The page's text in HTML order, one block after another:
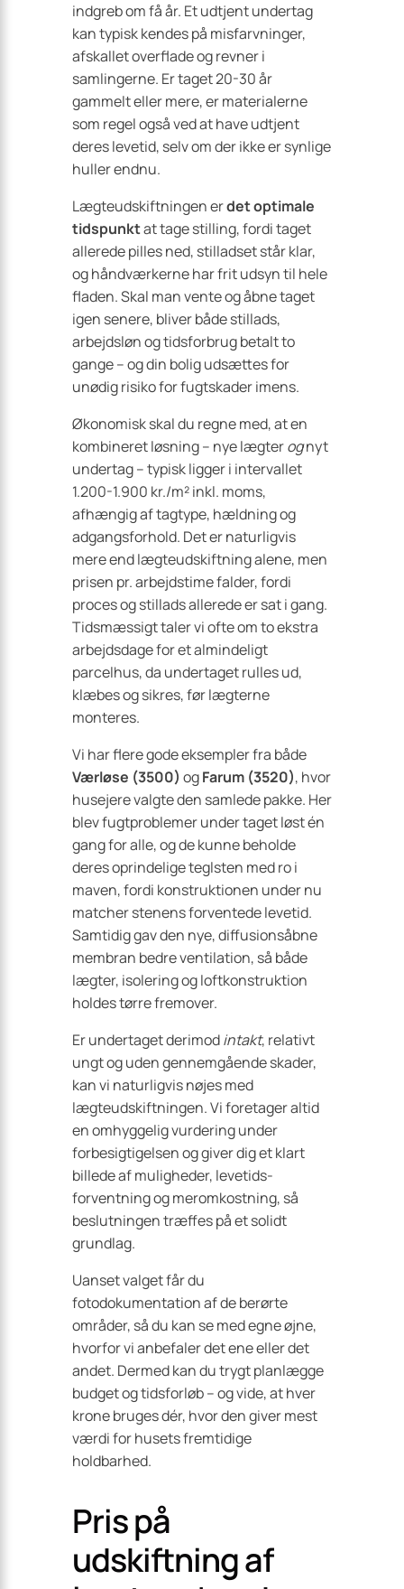
indgreb om få år. Et udtjent undertag
kan typisk kendes på misfarvninger,
afskallet overflade og revner i
samlingerne. Er taget 20-30 år
gammelt eller mere, er materialerne
som regel også ved at have udtjent
deres levetid, selv om der ikke er synlige
huller endnu.
Lægteudskiftningen erdet optimale
tidspunktat tage stilling, fordi taget
allerede pilles ned, stilladset står klar,
og håndværkerne har frit udsyn til hele
fladen. Skal man vente og åbne taget
igen senere, bliver både stillads,
arbejdsløn og tidsforbrug betalt to
gange – og din bolig udsættes for
unødig risiko for fugtskader imens.
Økonomisk skal du regne med, at en
kombineret løsning – nye lægterognyt
undertag – typisk ligger i intervallet
1.200-1.900 kr./m² inkl. moms,
afhængig af tagtype, hældning og
adgangsforhold. Det er naturligvis
mere end lægteudskiftning alene, men
prisen pr. arbejdstime falder, fordi
proces og stillads allerede er sat i gang.
Tidsmæssigt taler vi ofte om to ekstra
arbejdsdage for et almindeligt
parcelhus, da undertaget rulles ud,
klæbes og sikres, før lægterne
monteres.
Vi har flere gode eksempler fra både
Værløse (3500) ogFarum (3520), hvor
husejere valgte den samlede pakke. Her
blev fugtproblemer under taget løst én
gang for alle, og de kunne beholde
deres oprindelige teglsten med ro i
maven, fordi konstruktionen under nu
matcher stenens forventede levetid.
Samtidig gav den nye, diffusionsåbne
membran bedre ventilation, så både
lægter, isolering og loftkonstruktion
holdes tørre fremover.
Er undertaget derimodintakt, relativt
ungt og uden gennemgående skader,
kan vi naturligvis nøjes med
lægteudskiftningen. Vi foretager altid
en omhyggelig vurdering under
forbesigtigelsen og giver dig et klart
billede af muligheder, levetids­
forventning og meromkostning, så
beslutningen træffes på et solidt
grundlag.
Uanset valget får du
fotodokumentation af de berørte
områder, så du kan se med egne øjne,
hvorfor vi anbefaler det ene eller det
andet. Dermed kan du trygt planlægge
budget og tidsforløb – og vide, at hver
krone bruges dér, hvor den giver mest
værdi for husets fremtidige
holdbarhed.
Pris på
udskiftning af